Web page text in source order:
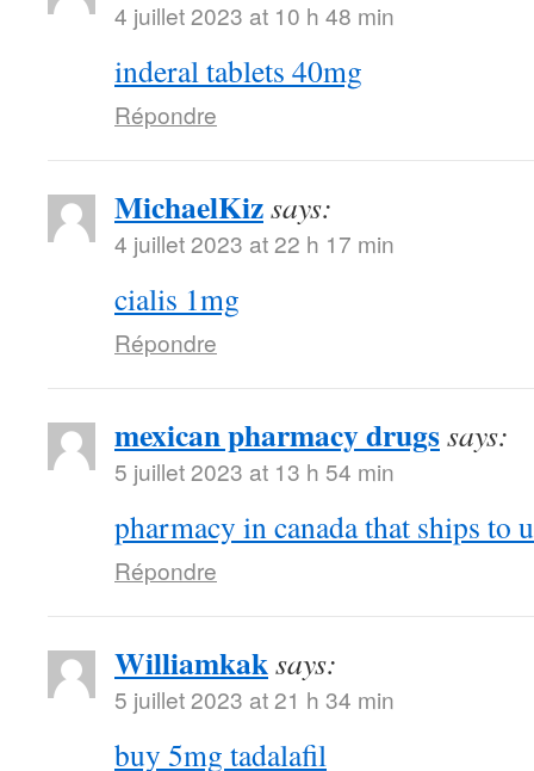
4 juillet 2023 at 10 h 48 min
inderal tablets 40mg
Répondre
MichaelKizsays:
4 juillet 2023 at 22 h 17 min
cialis 1mg
Répondre
mexican pharmacy drugssays:
5 juillet 2023 at 13 h 54 min
pharmacy in canada that ships to
Répondre
Williamkaksays:
5 juillet 2023 at 21 h 34 min
buy 5mg tadalafil